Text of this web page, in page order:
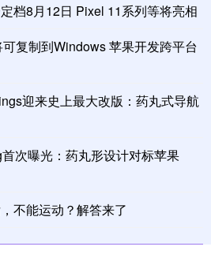
档8月12日 Pixel 11系列等将亮相
复制到Windows 苹果开发跨平台
迎来史上最大改版：药丸式导航
次曝光：药丸形设计对标苹果
不能运动？解答来了